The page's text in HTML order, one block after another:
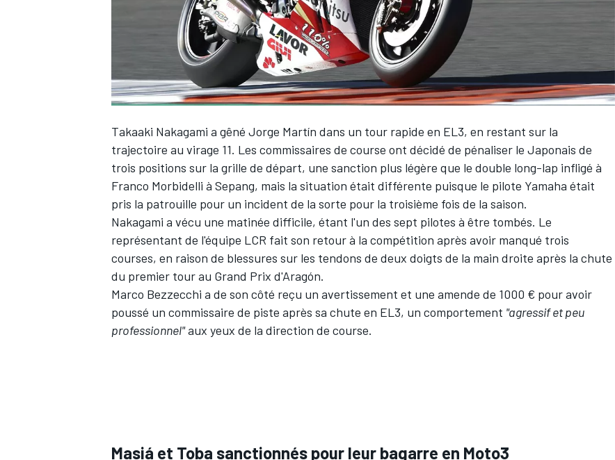
Takaaki Nakagami a gêné Jorge Martín dans un tour rapide en EL3, en restant sur la
trajectoire au virage 11. Les commissaires de course ont décidé de pénaliser le Japonais de
trois positions sur la grille de départ, une sanction plus légère que le double long-lap infligé à
Franco Morbidelli à Sepang, mais la situation était différente puisque le pilote Yamaha était
pris la patrouille pour un incident de la sorte pour la troisième fois de la saison.
Nakagami a vécu une matinée difficile, étant l'un des sept pilotes à être tombés. Le
représentant de l'équipe LCR fait son retour à la compétition après avoir manqué trois
courses, en raison de blessures sur les tendons de deux doigts de la main droite après la chute
du premier tour au Grand Prix d'Aragón.
Marco Bezzecchi a de son côté reçu un avertissement et une amende de 1000 € pour avoir
poussé un commissaire de piste après sa chute en EL3, un comportement "agressif et peu
professionnel"aux yeux de la direction de course.
Masiá et Toba sanctionnés pour leur bagarre en Moto3